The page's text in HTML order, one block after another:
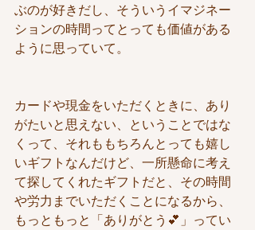
ぶのが好きだし、そういうイマジネー
ションの時間ってとっても価値がある
ように思っていて。
カードや現金をいただくときに、あり
がたいと思えない、ということではな
くって、それももちろんとっても嬉し
いギフトなんだけど、一所懸命に考え
て探してくれたギフトだと、その時間
や労力までいただくことになるから、
もっともっと「ありがとう💕」ってい